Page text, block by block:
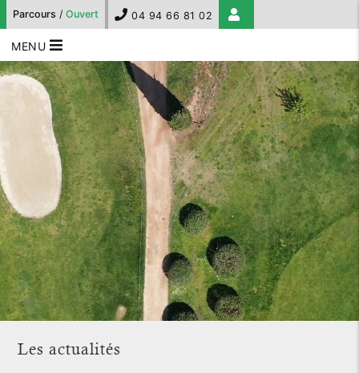
Parcours / Ouvert 04 94 66 81 02
MENU
Les actualités